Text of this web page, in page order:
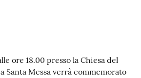
ore 18.00 presso la Chiesa del
Santa Messa verrà commemorato